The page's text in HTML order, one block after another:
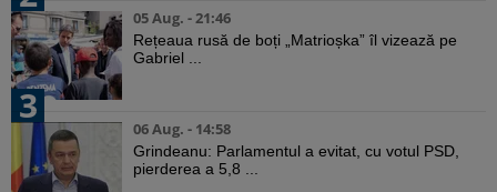
05 Aug. - 21:46
Rețeaua rusă de boți „Matrioșka” îl vizează pe
Gabriel ...
3
06 Aug. - 14:58
Grindeanu: Parlamentul a evitat, cu votul PSD,
pierderea a 5,8 ...